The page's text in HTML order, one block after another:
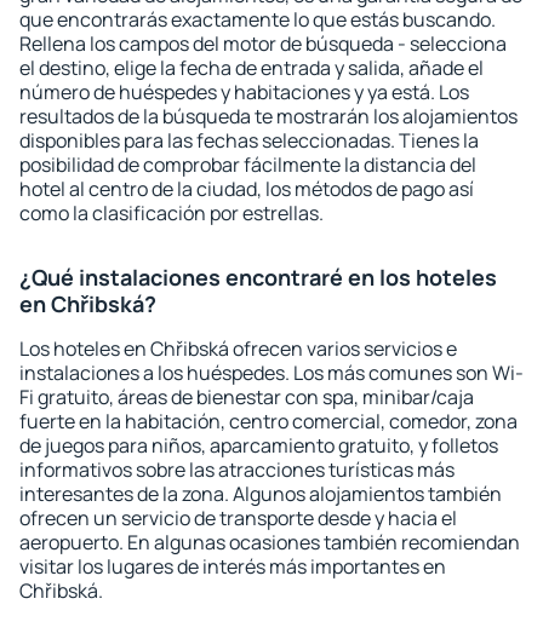
que encontrarás exactamente lo que estás buscando.
Rellena los campos del motor de búsqueda - selecciona
el destino, elige la fecha de entrada y salida, añade el
número de huéspedes y habitaciones y ya está. Los
resultados de la búsqueda te mostrarán los alojamientos
disponibles para las fechas seleccionadas. Tienes la
posibilidad de comprobar fácilmente la distancia del
hotel al centro de la ciudad, los métodos de pago así
como la clasificación por estrellas.
¿Qué instalaciones encontraré en los hoteles
en Chřibská?
Los hoteles en Chřibská ofrecen varios servicios e
instalaciones a los huéspedes. Los más comunes son Wi-
Fi gratuito, áreas de bienestar con spa, minibar/caja
fuerte en la habitación, centro comercial, comedor, zona
de juegos para niños, aparcamiento gratuito, y folletos
informativos sobre las atracciones turísticas más
interesantes de la zona. Algunos alojamientos también
ofrecen un servicio de transporte desde y hacia el
aeropuerto. En algunas ocasiones también recomiendan
visitar los lugares de interés más importantes en
Chřibská.